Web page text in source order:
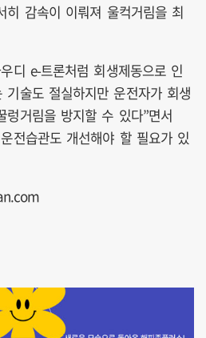
히 감속이 이뤄져 울컥거림을 최
디 e-트론처럼 회생제동으로 인
기술도 절실하지만 운전자가 회생
거림을 방지할 수 있다”면서
전습관도 개선해야 할 필요가 있